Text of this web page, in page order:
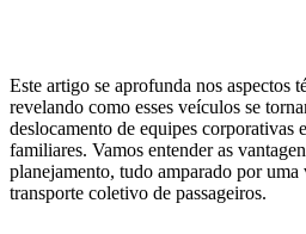
Este artigo se aprofunda nos aspectos
revelando como esses veículos se
deslocamento de equipes corporativas
familiares. Vamos entender as
planejamento, tudo amparado por
transporte coletivo de passageiros.